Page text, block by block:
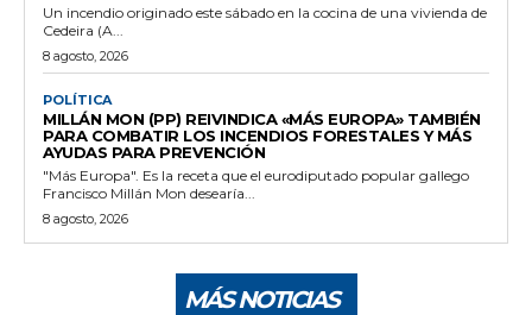
Un incendio originado este sábado en la cocina de una vivienda de
Cedeira (A...
8 agosto, 2026
POLÍTICA
MILLÁN MON (PP) REIVINDICA «MÁS EUROPA» TAMBIÉN
PARA COMBATIR LOS INCENDIOS FORESTALES Y MÁS
AYUDAS PARA PREVENCIÓN
"Más Europa". Es la receta que el eurodiputado popular gallego
Francisco Millán Mon desearía...
8 agosto, 2026
MÁS NOTICIAS